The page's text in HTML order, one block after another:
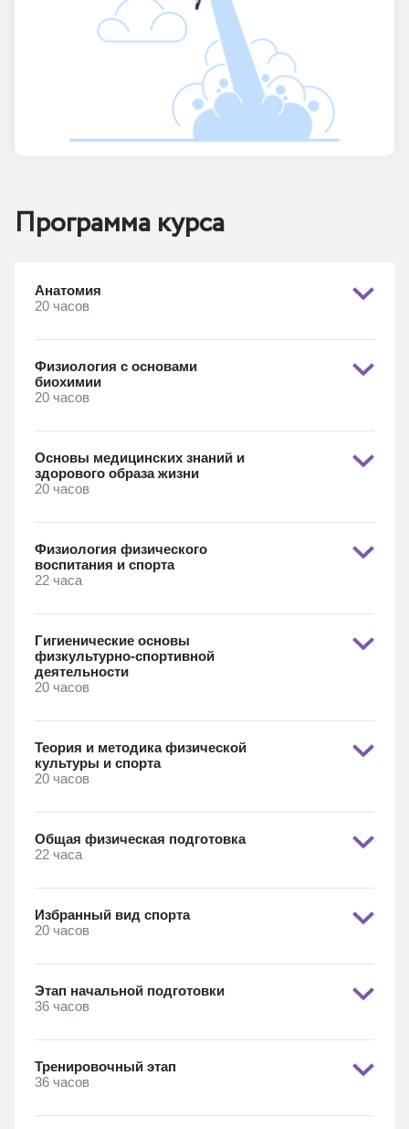
Программа курса
Анатомия
20 часов
Физиология с основами
биохимии
20 часов
Основы медицинских знаний и
здорового образа жизни
20 часов
Физиология физического
воспитания и спорта
22 часа
Гигиенические основы
физкультурно-спортивной
деятельности
20 часов
Теория и методика физической
культуры и спорта
20 часов
Общая физическая подготовка
22 часа
Избранный вид спорта
20 часов
Этап начальной подготовки
36 часов
Тренировочный этап
36 часов